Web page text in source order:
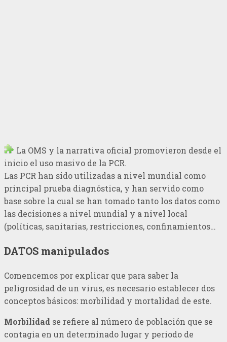
La OMS y la narrativa oficial promovieron desde el
inicio el uso masivo de la PCR.
Las PCR han sido utilizadas a nivel mundial como
principal prueba diagnóstica, y han servido como
base sobre la cual se han tomado tanto los datos como
las decisiones a nivel mundial y a nivel local
(políticas, sanitarias, restricciones, confinamientos…
DATOS manipulados
Comencemos por explicar que para saber la
peligrosidad de un virus, es necesario establecer dos
conceptos básicos: morbilidad y mortalidad de este.
Morbilidad se refiere al número de población que se
contagia en un determinado lugar y periodo de